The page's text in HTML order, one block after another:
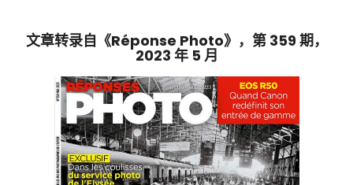
文章转录自《Réponse Photo》，第 359 期，
2023 年 5 月